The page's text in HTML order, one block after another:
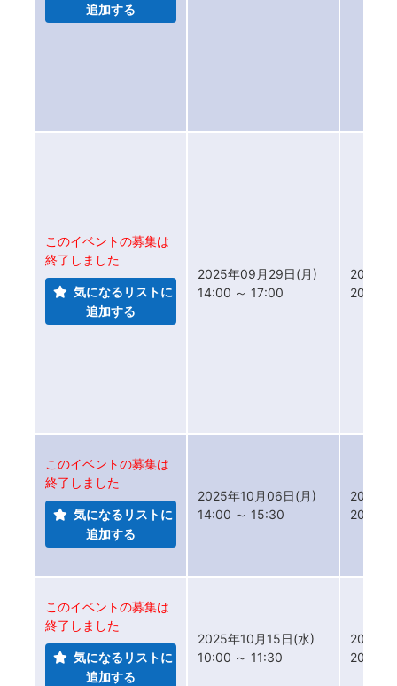
追加する
このイベントの募集は
終了しました
気になるリストに
追加する
2025年09月29日(月)
14:00 ～ 17:00
2025年
2025年
このイベントの募集は
終了しました
気になるリストに
追加する
2025年10月06日(月)
14:00 ～ 15:30
2025年
2025年
このイベントの募集は
終了しました
気になるリストに
追加する
2025年10月15日(水)
10:00 ～ 11:30
2025年
2025年